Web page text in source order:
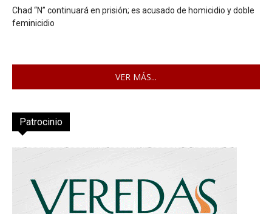
Chad “N” continuará en prisión; es acusado de homicidio y doble
feminicidio
VER MÁS...
Patrocinio